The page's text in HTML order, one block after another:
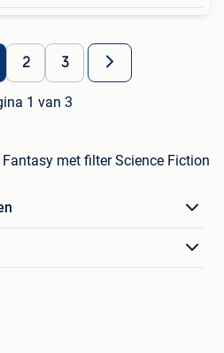
2 3
1 van 3
met filter Science Fiction